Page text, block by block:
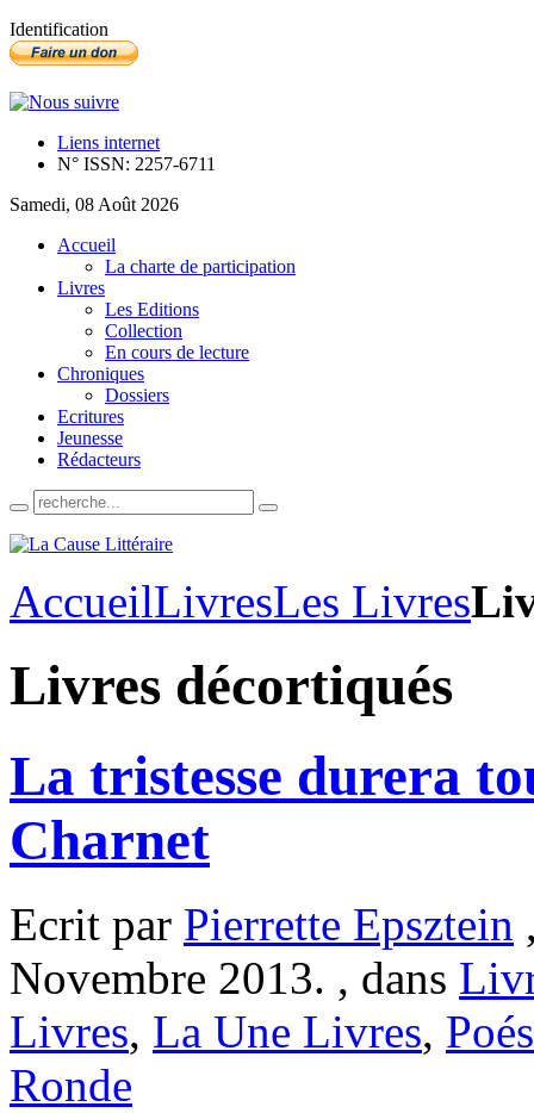
Identification
Liens internet
N° ISSN: 2257-6711
Samedi, 08 Août 2026
Accueil
La charte de participation
Livres
Les Editions
Collection
En cours de lecture
Chroniques
Dossiers
Ecritures
Jeunesse
Rédacteurs
AccueilLivresLes Livres
Livres décortiqués
La tristesse durera
Charnet
Ecrit par Pierrette Epsztein
Novembre 2013. , dans
Livres, La Une Livres,
Ronde